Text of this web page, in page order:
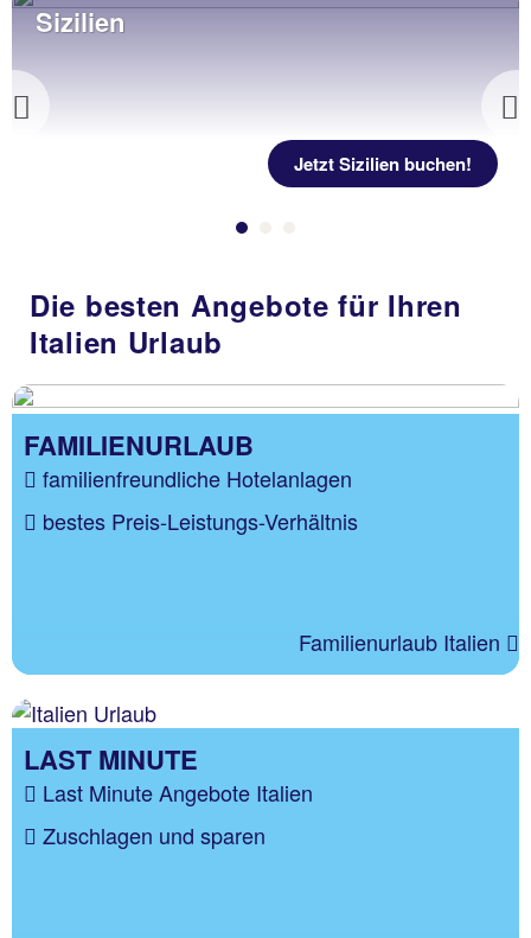
Previous
Sizilien
Jetzt Sizilien buchen!
Die besten Angebote für Ihren
Italien Urlaub
FAMILIENURLAUB
familienfreundliche Hotelanlagen
bestes Preis-Leistungs-Verhältnis
Familienurlaub Italien
LAST MINUTE
Last Minute Angebote Italien
Zuschlagen und sparen